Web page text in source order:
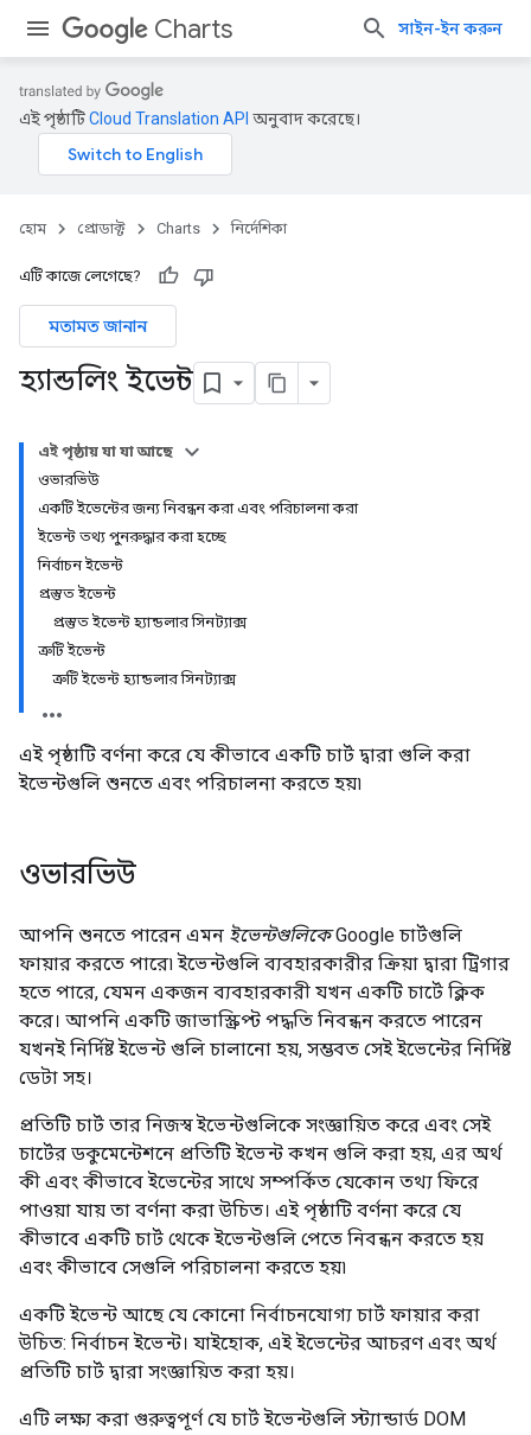
Charts সাইন-ইন করুন
এই পৃষ্ঠাটিCloud Translation API অনুবাদ করেছে।
হোম প্রোডাক্ট Charts নির্দেশিকা
এটি কাজে লেগেছে?
মতামত জানান
হ্যান্ডলিং ইভেন্ট
এই পৃষ্ঠায় যা যা আছে
ওভারভিউ
একটি ইভেন্টের জন্য নিবন্ধন করা এবং পরিচালনা করা
ইভেন্ট তথ্য পুনরুদ্ধার করা হচ্ছে
নির্বাচন ইভেন্ট
প্রস্তুত ইভেন্ট
প্রস্তুত ইভেন্ট হ্যান্ডলার সিনট্যাক্স
ত্রুটি ইভেন্ট
ত্রুটি ইভেন্ট হ্যান্ডলার সিনট্যাক্স
এই পৃষ্ঠাটি বর্ণনা করে যে কীভাবে একটি চার্ট দ্বারা গুলি করা
ইভেন্টগুলি শুনতে এবং পরিচালনা করতে হয়৷
ওভারভিউ
আপনি শুনতে পারেন এমন ইভেন্টগুলিকেGoogle চার্টগুলি
ফায়ার করতে পারে৷ ইভেন্টগুলি ব্যবহারকারীর ক্রিয়া দ্বারা ট্রিগার
হতে পারে, যেমন একজন ব্যবহারকারী যখন একটি চার্টে ক্লিক
করে। আপনি একটি জাভাস্ক্রিপ্ট পদ্ধতি নিবন্ধন করতে পারেন
যখনই নির্দিষ্ট ইভেন্ট গুলি চালানো হয়, সম্ভবত সেই ইভেন্টের নির্দিষ্ট
ডেটা সহ।
প্রতিটি চার্ট তার নিজস্ব ইভেন্টগুলিকে সংজ্ঞায়িত করে এবং সেই
চার্টের ডকুমেন্টেশনে প্রতিটি ইভেন্ট কখন গুলি করা হয়, এর অর্থ
কী এবং কীভাবে ইভেন্টের সাথে সম্পর্কিত যেকোন তথ্য ফিরে
পাওয়া যায় তা বর্ণনা করা উচিত। এই পৃষ্ঠাটি বর্ণনা করে যে
কীভাবে একটি চার্ট থেকে ইভেন্টগুলি পেতে নিবন্ধন করতে হয়
এবং কীভাবে সেগুলি পরিচালনা করতে হয়৷
একটি ইভেন্ট আছে যে কোনো নির্বাচনযোগ্য চার্ট ফায়ার করা
উচিত: নির্বাচন ইভেন্ট। যাইহোক, এই ইভেন্টের আচরণ এবং অর্থ
প্রতিটি চার্ট দ্বারা সংজ্ঞায়িত করা হয়।
এটি লক্ষ্য করা গুরুত্বপূর্ণ যে চার্ট ইভেন্টগুলি স্ট্যান্ডার্ড DOM